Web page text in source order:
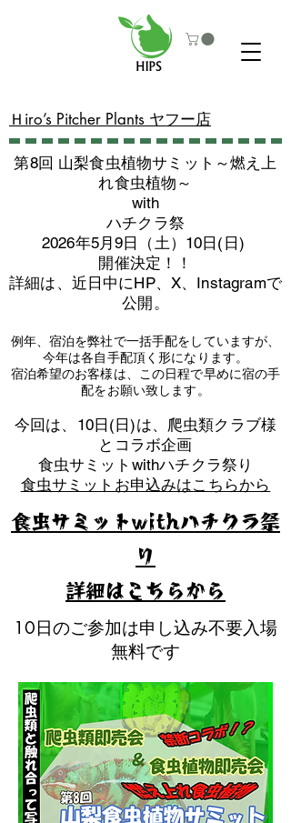
​Ｈiro’s Pitcher Plants ヤフー店
第8回 山梨食虫植物サミット～燃え上
れ食虫植物～
with
​ハチクラ祭
2026年5月9日（土）10日(日)
​開催決定！！
詳細は、近日中にHP、X、Instagramで
公開。
例年、宿泊を弊社で一括手配をしていますが、
今年は各自手配頂く形になります。
​宿泊希望のお客様は、この日程で早めに宿の手
配をお願い致します。
​今回は、10日(日)は、爬虫類クラブ様
とコラボ企画
​食虫サミットwithハチクラ祭り
食虫サミットお申込みはこちらから
10日のご参加は申し込み不要入場
無料です
食虫サミットwithハチクラ祭
り
​詳細はこちらから